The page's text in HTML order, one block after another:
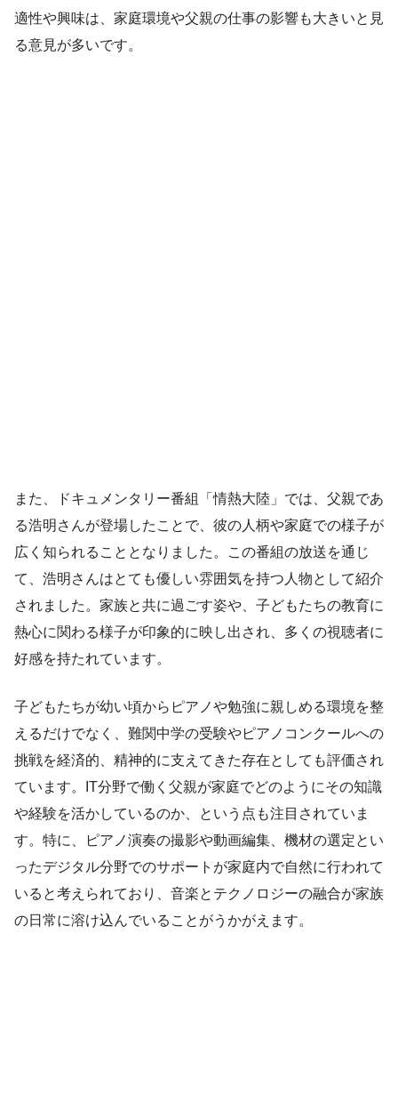
適性や興味は、家庭環境や父親の仕事の影響も大きいと見
る意見が多いです。
また、ドキュメンタリー番組「情熱大陸」では、父親であ
る浩明さんが登場したことで、彼の人柄や家庭での様子が
広く知られることとなりました。この番組の放送を通じ
て、浩明さんはとても優しい雰囲気を持つ人物として紹介
されました。家族と共に過ごす姿や、子どもたちの教育に
熱心に関わる様子が印象的に映し出され、多くの視聴者に
好感を持たれています。
子どもたちが幼い頃からピアノや勉強に親しめる環境を整
えるだけでなく、難関中学の受験やピアノコンクールへの
挑戦を経済的、精神的に支えてきた存在としても評価され
ています。IT分野で働く父親が家庭でどのようにその知識
や経験を活かしているのか、という点も注目されていま
す。特に、ピアノ演奏の撮影や動画編集、機材の選定とい
ったデジタル分野でのサポートが家庭内で自然に行われて
いると考えられており、音楽とテクノロジーの融合が家族
の日常に溶け込んでいることがうかがえます。